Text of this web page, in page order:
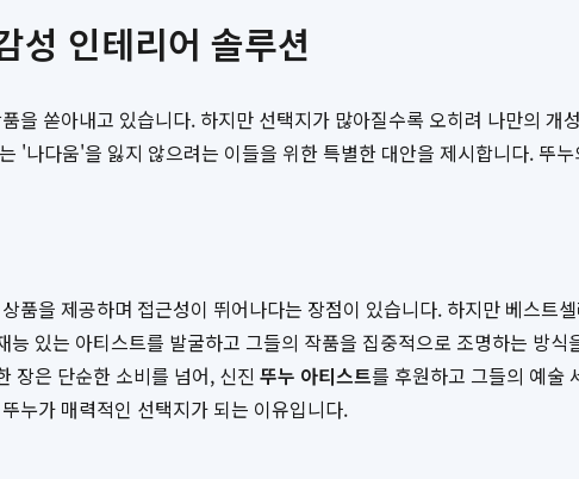
인테리어 솔루션
을 쏟아내고 있습니다. 하지만 선택지가 많아질수록 오히려 나만의 개
는 '나다움'을 잃지 않으려는 이들을 위한 특별한 대안을 제시합니다. 뚜
품을 제공하며 접근성이 뛰어나다는 장점이 있습니다. 하지만 베스트
있는 아티스트를 발굴하고 그들의 작품을 집중적으로 조명하는 방
장은 단순한 소비를 넘어, 신진 뚜누 아티스트를 후원하고 그들의 예술
누가 매력적인 선택지가 되는 이유입니다.